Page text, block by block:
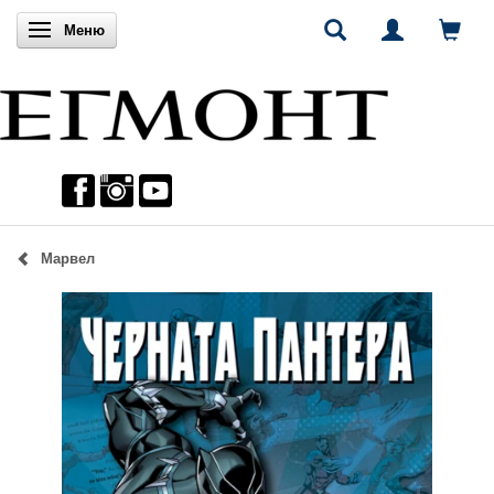
Включи навигацията
Меню
Марвел